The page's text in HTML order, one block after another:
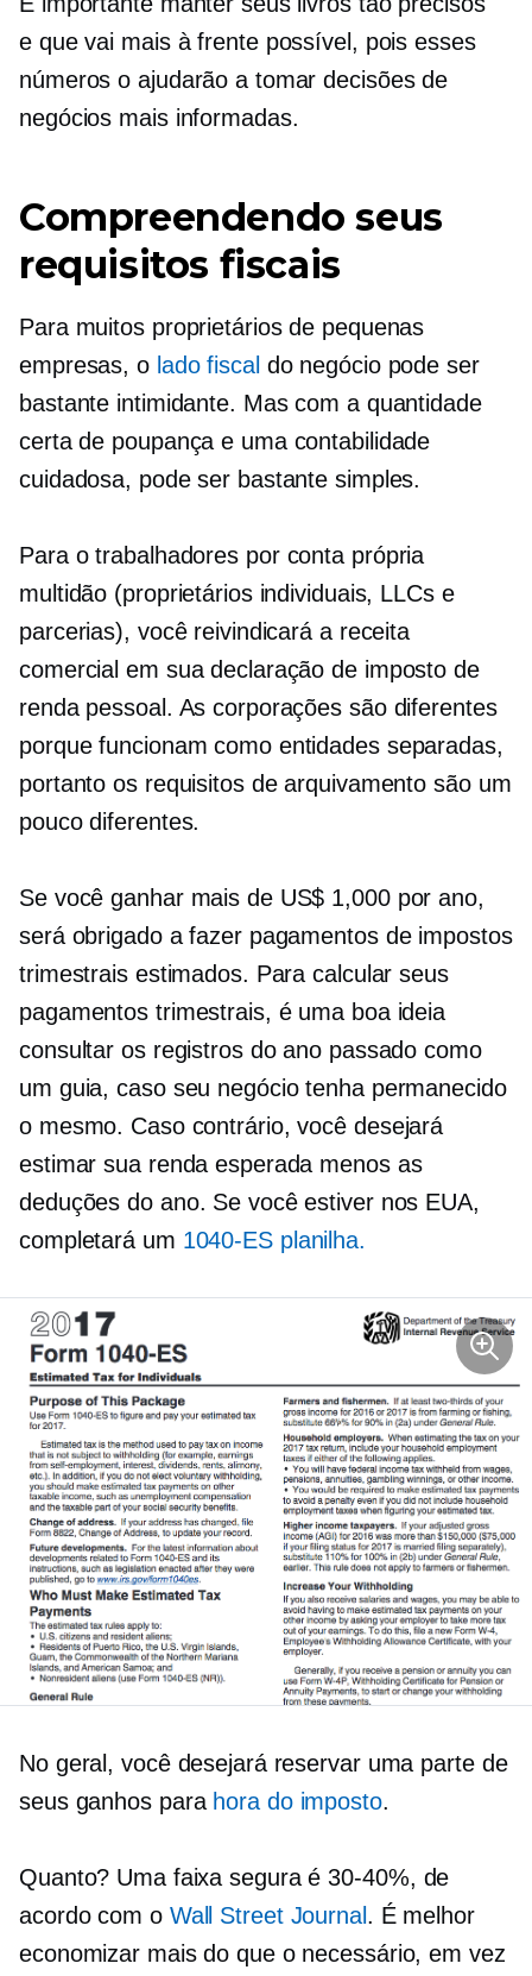
e que vai mais à frentepossível, pois esses
números o ajudarão a tomar decisões de
negócios mais informadas.
Compreendendo seus
requisitos fiscais
Para muitos proprietários de pequenas
empresas, o lado fiscal do negócio pode ser
bastante intimidante. Mas com a quantidade
certa de poupança e uma contabilidade
cuidadosa, pode ser bastante simples.
Para otrabalhadores por conta própria
multidão (proprietários individuais, LLCs e
parcerias), você reivindicará a receita
comercial em sua declaração de imposto de
renda pessoal. As corporações são diferentes
porque funcionam como entidades separadas,
portanto os requisitos de arquivamento são um
pouco diferentes.
Se você ganhar mais de US$ 1,000 por ano,
será obrigado a fazer pagamentos de impostos
trimestrais estimados. Para calcular seus
pagamentos trimestrais, é uma boa ideia
consultar os registros do ano passado como
um guia, caso seu negócio tenha permanecido
o mesmo. Caso contrário, você desejará
estimar sua renda esperada menos as
deduções do ano. Se você estiver nos EUA,
completará um 1040-ESplanilha.
No geral, você desejará reservar uma parte de
seus ganhos para hora do imposto.
Quanto? Uma faixa segura é30-40%, de
acordo com o Wall Street Journal. É melhor
economizar mais do que o necessário, em vez